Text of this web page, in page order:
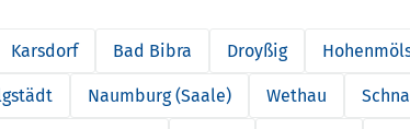
Karsdorf Bad Bibra Droyßig
Naumburg (Saale) Wethau